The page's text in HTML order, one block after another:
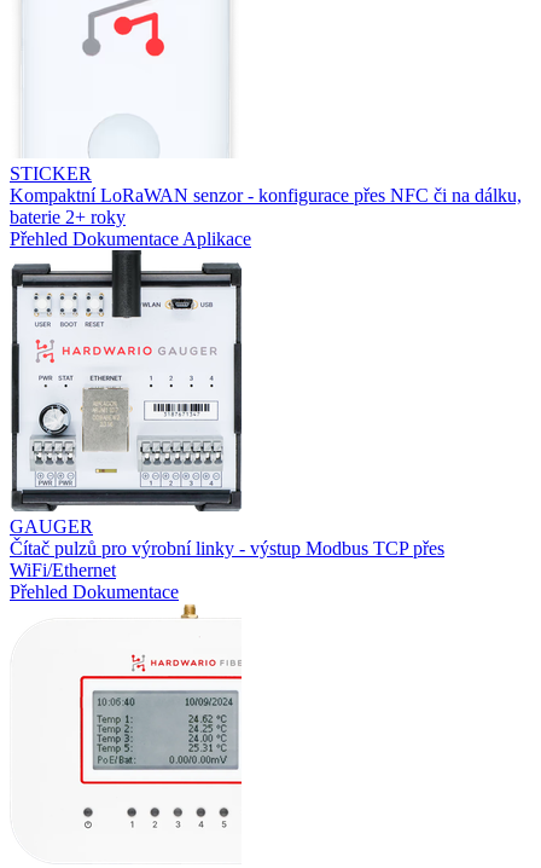
STICKER
Kompaktní LoRaWAN senzor - konfigurace přes NFC či na dálku,
baterie 2+ roky
Přehled Dokumentace Aplikace
GAUGER
Čítač pulzů pro výrobní linky - výstup Modbus TCP přes
WiFi/Ethernet
Přehled Dokumentace